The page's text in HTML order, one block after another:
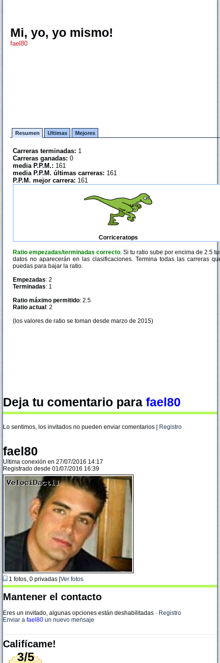
Mi, yo, yo mismo!
fael80
Resumen Ultimas Mejores
Carreras terminadas: 1
Carreras ganadas: 0
media P.P.M.: 161
media P.P.M. últimas carreras: 161
P.P.M. mejor carrera: 161
Corriceratops
Ratio empezadas/terminadas correcto. Si tu ratio sube por encima de 2.5
datos no aparecerán en las clasificaciones. Termina todas las carreras
puedas para bajar la ratio.
Empezadas: 2
Terminadas: 1
Ratio máximo permitido: 2.5
Ratio actual : 2
(los valores de ratio se toman desde marzo de 2015)
Deja tu comentario para fael80
Lo sentimos, los invitados no pueden enviar comentarios | Registro
fael80
Ultima conexión en 27/07/2016 14:17
Registrado desde 01/07/2016 16:39
1 fotos, 0 privadas | Ver fotos
Mantener el contacto
Eres un invitado, algunas opciones están deshabilitadas · Registro
Enviar a fael80 un nuevo mensaje
Califícame!
3/5